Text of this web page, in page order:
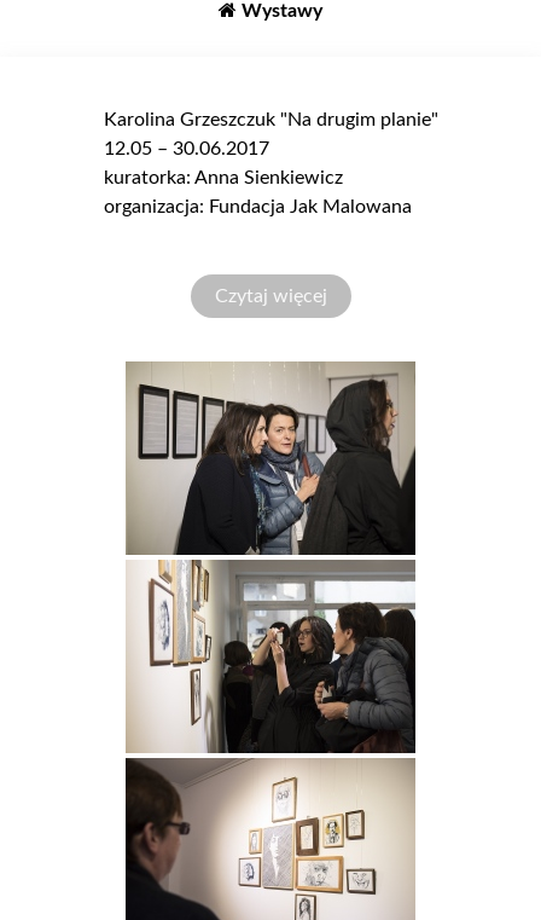
Wystawy
Karolina Grzeszczuk "Na drugim planie"
12.05 – 30.06.2017
kuratorka: Anna Sienkiewicz
organizacja: Fundacja Jak Malowana
Czytaj więcej